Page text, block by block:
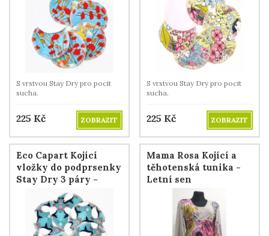
S vrstvou Stay Dry pro pocit
sucha.
225 Kč ZOBRAZIT
S vrstvou Stay Dry pro pocit
sucha.
225 Kč ZOBRAZIT
Eco Capart Kojící
vložky do podprsenky
Stay Dry 3 páry -
Mama Rosa Kojící a
těhotenská tunika -
Letní sen